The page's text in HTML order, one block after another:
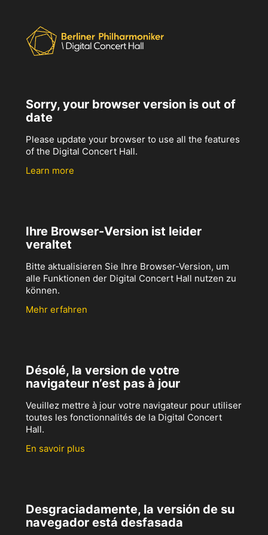
Sorry, your browser version is out of
date
Please update your browser to use all the features
of the Digital Concert Hall.
Learn more
Ihre Browser-Version ist leider
veraltet
Bitte aktualisieren Sie Ihre Browser-Version, um
alle Funktionen der Digital Concert Hall nutzen zu
können.
Mehr erfahren
Désolé, la version de votre
navigateur n’est pas à jour
Veuillez mettre à jour votre navigateur pour utiliser
toutes les fonctionnalités de la Digital Concert
Hall.
En savoir plus
Desgraciadamente, la versión de su
navegador está desfasada